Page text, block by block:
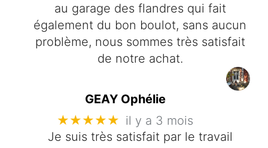
au garage des flandres qui fait
également du bon boulot, sans aucun
problème, nous sommes très satisfait
de notre achat.
GEAY Ophélie
★★★★★ il y a 3 mois
Je suis très satisfait par le travail